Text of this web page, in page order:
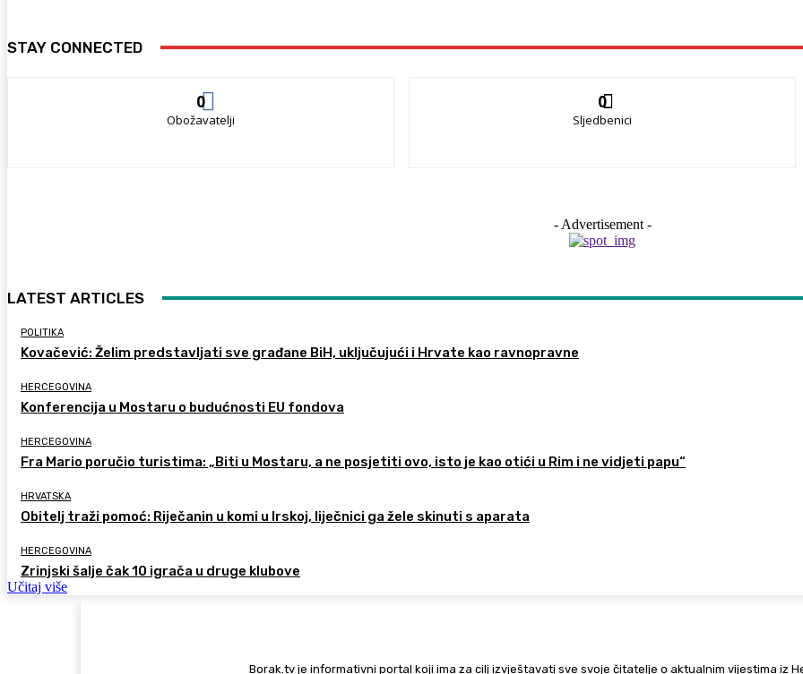
STAY CONNECTED
0
Obožavatelji
0
Sljedbenici
- Advertisement -
LATEST ARTICLES
POLITIKA
Kovačević: Želim predstavljati sve građane BiH, uključujući i Hrvate kao ravnopravne
HERCEGOVINA
Konferencija u Mostaru o budućnosti EU fondova
HERCEGOVINA
Fra Mario poručio turistima: „Biti u Mostaru, a ne posjetiti ovo, isto je kao otići u Rim i ne vidjeti papu“
HRVATSKA
Obitelj traži pomoć: Riječanin u komi u Irskoj, liječnici ga žele skinuti s aparata
HERCEGOVINA
Zrinjski šalje čak 10 igrača u druge klubove
Učitaj više
Borak.tv je informativni portal koji ima za cilj izvještavati sve svoje čitatelje o aktualnim vijestima iz